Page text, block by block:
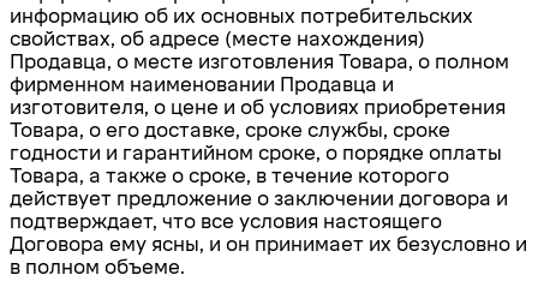
информацию об их основных потребительских
свойствах, об адресе (месте нахождения)
Продавца, о месте изготовления Товара, о полном
фирменном наименовании Продавца и
изготовителя, о цене и об условиях приобретения
Товара, о его доставке, сроке службы, сроке
годности и гарантийном сроке, о порядке оплаты
Товара, а также о сроке, в течение которого
действует предложение о заключении договора и
подтверждает, что все условия настоящего
Договора ему ясны, и он принимает их безусловно и
в полном объеме.